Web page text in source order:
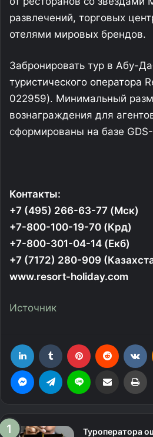
развлечений, торговых
отелями мировых брендов.
Забронировать тур в Абу-
туристического оператора
022959). Минимальный
вознаграждения для
сформированы на базе
Контакты:
+7 (495) 266-63-77 (Мск)
+7-800-100-19-70 (Крд)
+7-800-301-04-14 (Екб)
+7 (7172) 280-909
www.resort-holiday.com
Источник
Туроператора